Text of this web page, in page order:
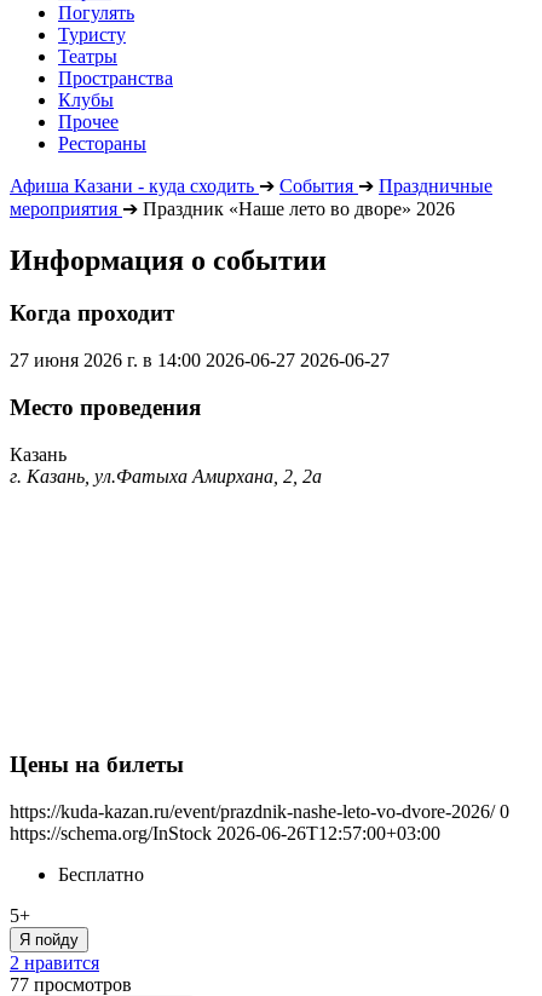
Погулять
Туристу
Театры
Пространства
Клубы
Прочее
Рестораны
Афиша Казани - куда сходить ➔ События ➔ Праздничные
мероприятия ➔ Праздник «Наше лето во дворе» 2026
Информация о событии
Когда проходит
27 июня 2026 г. в 14:00 2026-06-27 2026-06-27
Место проведения
Казань
г. Казань, ул.Фатыха Амирхана, 2, 2а
Цены на билеты
https://kuda-kazan.ru/event/prazdnik-nashe-leto-vo-dvore-2026/ 0
https://schema.org/InStock 2026-06-26T12:57:00+03:00
Бесплатно
5+
Я пойду
2 нравится
77 просмотров